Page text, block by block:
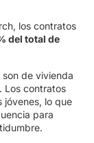
los contratos
del total de
de vivienda
Los contratos
jóvenes, lo que
para